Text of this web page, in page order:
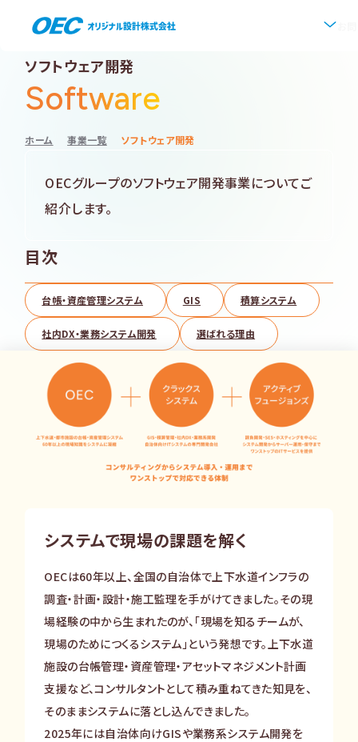
企業情報
会社概要
代表挨拶
事業所・アクセス
グループ会社について
協業・パートナー募集
採用情報
事業紹介
事業一覧
下水道
ソフトウェア開発
その他事業
新しい取り組み
IR情報
IRニュース
IRライブラリー
IRカレンダー
個人投資家の皆様へ
IR方針・免責事項
For Overseas
採用情報
協業・パートナー募集
お問い合わせ
ソフトウェア開発
Software
ホーム 事業一覧 ソフトウェア開発
OECグループのソフトウェア開発事業についてご
紹介します。
目次
台帳・資産管理システム GIS 積算システム
社内DX・業務システム開発 選ばれる理由
システムで現場の課題を解く
OECは60年以上、全国の自治体で上下水道インフラの
調査・計画・設計・施工監理を手がけてきました。その現
場経験の中から生まれたのが、「現場を知るチームが、
現場のためにつくるシステム」という発想です。上下水道
施設の台帳管理・資産管理・アセットマネジメント計画
支援など、コンサルタントとして積み重ねてきた知見を、
そのままシステムに落とし込んできました。
2025年には自治体向けGISや業務系システム開発を